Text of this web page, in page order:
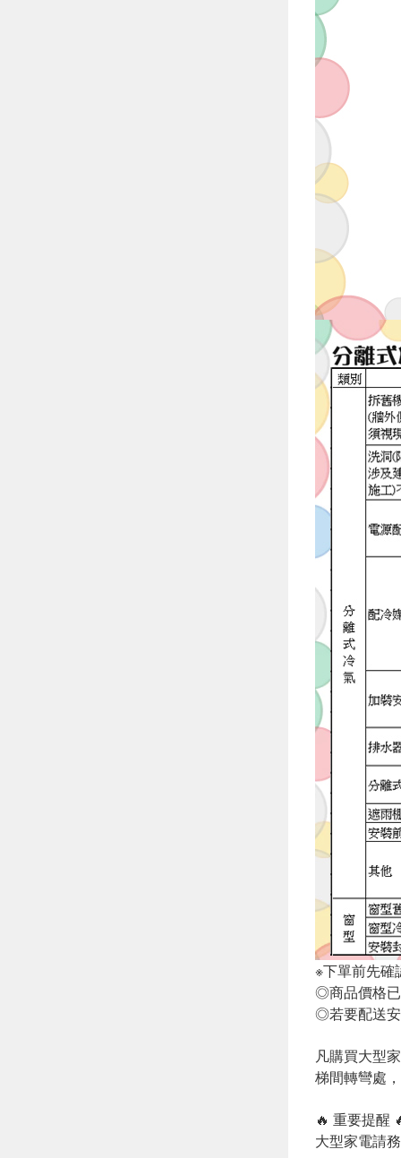
※下單前先確
◎商品價格
◎若要配送安
凡購買大型
梯間轉彎處
🔥 重要提醒
大型家電請